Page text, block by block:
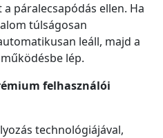
páralecsapódás ellen. Ha
túlságosan
leáll, majd a
lép.
felhasználói
technológiájával,